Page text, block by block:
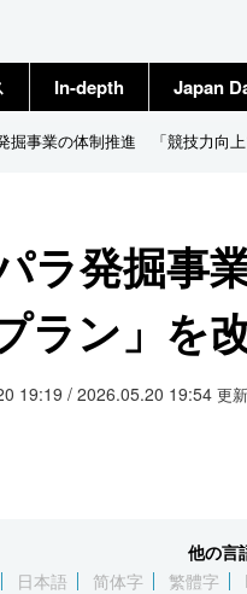
In-depth Japan
掘事業の体制推進 「競技力向
ラ発掘事
ラン」を
19:19 / 2026.05.20 19:54 更新
他の言
日本語 简体字 繁體字